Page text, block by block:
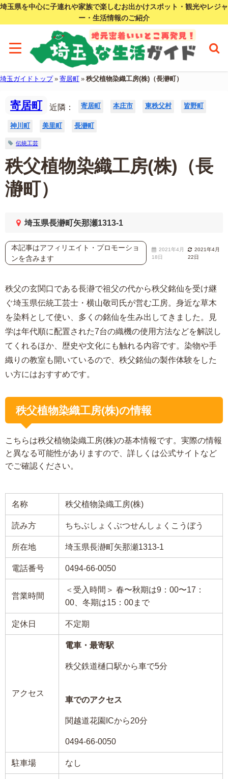
埼玉県を中心に子連れや家族で楽しむお出かけスポット・観光やレジャ
ー・生活情報のご紹介
埼玉ガイドトップ» 寄居町 » 秩父植物染織工房(株)（長瀞町）
寄居町 近隣： 寄居町 本庄市 東秩父村 皆野町
神川町 美里町 長瀞町
伝統工芸
秩父植物染織工房(株)（長
瀞町）
埼玉県長瀞町矢那瀬1313-1
本記事はアフィリエイト・プロモーショ
ンを含みます
2021年4月
18日
2021年4月
22日
秩父の玄関口である長瀞で祖父の代から秩父銘仙を受け継
ぐ埼玉県伝統工芸士・横山敬司氏が営む工房。身近な草木
を染料として使い、多くの銘仙を生み出してきました。見
学は年代順に配置された7台の織機の使用方法などを解説し
てくれるほか、歴史や文化にも触れる内容です。染物や手
織りの教室も開いているので、秩父銘仙の製作体験をした
い方にはおすすめです。
秩父植物染織工房(株)の情報
こちらは秩父植物染織工房(株)の基本情報です。実際の情報
と異なる可能性がありますので、詳しくは公式サイトなど
でご確認ください。
名称 秩父植物染織工房(株)
読み方 ちちぶしょくぶつせんしょくこうぼう
所在地 埼玉県長瀞町矢那瀬1313-1
電話番号 0494-66-0050
営業時間
＜受入時間＞ 春〜秋期は9：00〜17：
00、冬期は15：00まで
定休日 不定期
アクセス
電車・最寄駅
秩父鉄道樋口駅から車で5分
車でのアクセス
関越道花園ICから20分
0494-66-0050
駐車場 なし